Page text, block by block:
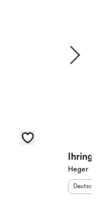
Heger